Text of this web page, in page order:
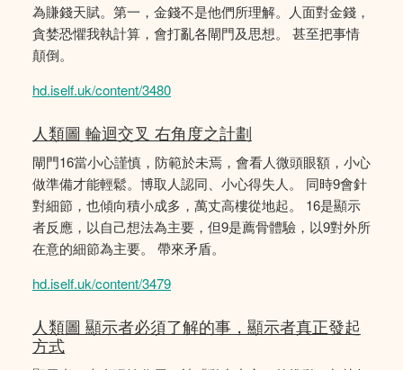
為賺錢天賦。第一，金錢不是他們所理解。人面對金錢，
貪婪恐懼我執計算，會打亂各閘門及思想。 甚至把事情
顛倒。
hd.iself.uk/content/3480
人類圖 輪迴交叉 右角度之計劃
閘門16當小心謹慎，防範於未焉，會看人微頭眼額，小心
做準備才能輕鬆。博取人認同、小心得失人。 同時9會針
對細節，也傾向積小成多，萬丈高樓從地起。 16是顯示
者反應，以自己想法為主要，但9是薦骨體驗，以9對外所
在意的細節為主要。 帶來矛盾。
hd.iself.uk/content/3479
人類圖 顯示者必須了解的事，顯示者真正發起
方式